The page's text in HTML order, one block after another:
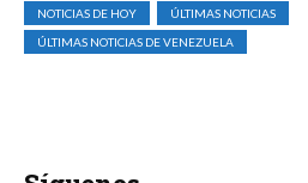
NOTICIAS DE HOY
ÚLTIMAS NOTICIAS
ÚLTIMAS NOTICIAS DE VENEZUELA